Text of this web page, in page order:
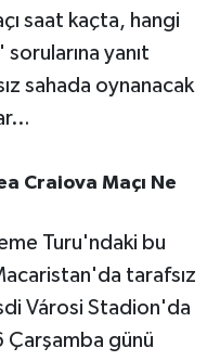
saat kaçta, hangi
sorularına yanıt
sahada oynanacak
Craiova Maçı Ne
Turu'ndaki bu
tarafsız
Városi Stadion'da
Çarşamba günü